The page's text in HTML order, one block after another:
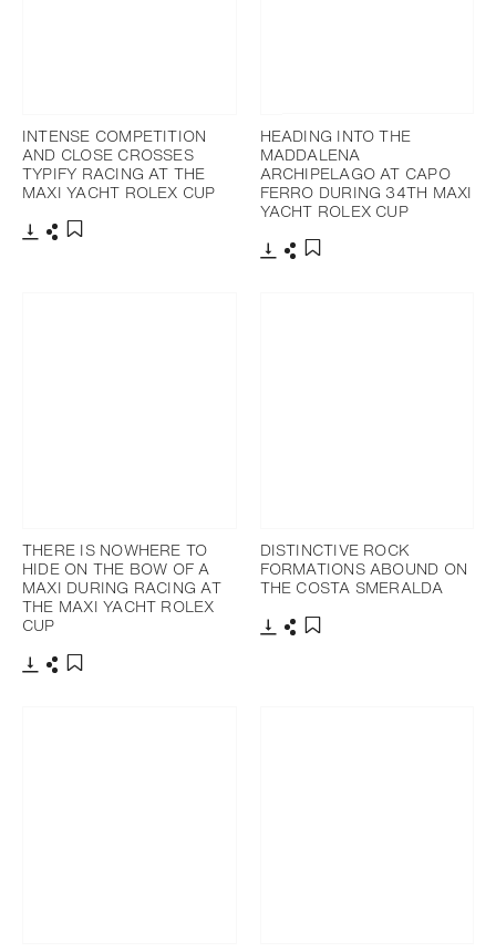
INTENSE COMPETITION
AND CLOSE CROSSES
TYPIFY RACING AT THE
MAXI YACHT ROLEX CUP
HEADING INTO THE
MADDALENA
ARCHIPELAGO AT CAPO
FERRO DURING 34TH MAXI
YACHT ROLEX CUP
THERE IS NOWHERE TO
HIDE ON THE BOW OF A
MAXI DURING RACING AT
THE MAXI YACHT ROLEX
CUP
DISTINCTIVE ROCK
FORMATIONS ABOUND ON
THE COSTA SMERALDA